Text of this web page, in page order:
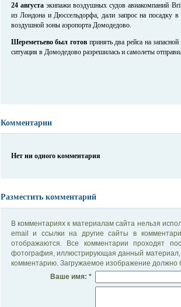
24 августаэкипажи воздушных судов авиакомпаний
из Лондона и Дюссельдорфа, дали запрос на посадку в
воздушной зоны аэропорта Домодедово.
Шереметьево был готовпринять два рейса на
ситуация в Домодедово разрешилась и самолеты
Комментарии
Нет ни одного комментария
Разместить комментарий
В комментариях к материалам сайта нельзя
email и ссылки на другие сайты в
отображаются. Все комментарии проходят
фотография, иллюстрирующая данный материал,
комментарию. Загружаемое изображение должно
Ваше имя: *